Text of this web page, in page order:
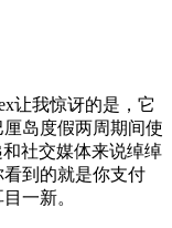
让我惊讶的是，它
岛度假两周期间使
社交媒体来说绰绰
到的就是你支付
一新。